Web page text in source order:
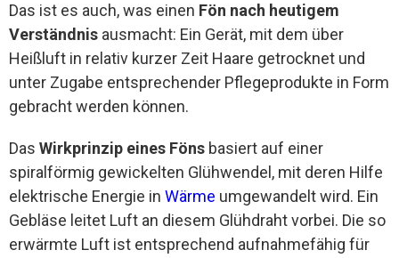
Das ist es auch, was einen Fön nach heutigem
Verständnis ausmacht: Ein Gerät, mit dem über
Heißluft in relativ kurzer Zeit Haare getrocknet und
unter Zugabe entsprechender Pflegeprodukte in Form
gebracht werden können.
Das Wirkprinzip eines Föns basiert auf einer
spiralförmig gewickelten Glühwendel, mit deren Hilfe
elektrische Energie in Wärme umgewandelt wird. Ein
Gebläse leitet Luft an diesem Glühdraht vorbei. Die so
erwärmte Luft ist entsprechend aufnahmefähig für